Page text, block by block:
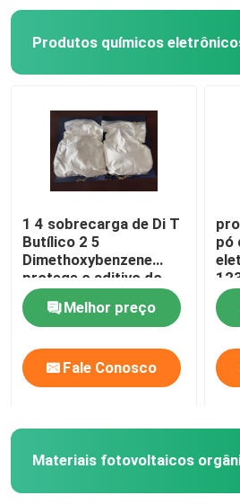
Produtos químicos
1 4 sobrecarga de Di T
Butílico 2 5
Dimethoxybenzene
protege o aditivo do
eletrólito
Melhor preço
Fale Conosco
pó
Materiais fotovoltaicos